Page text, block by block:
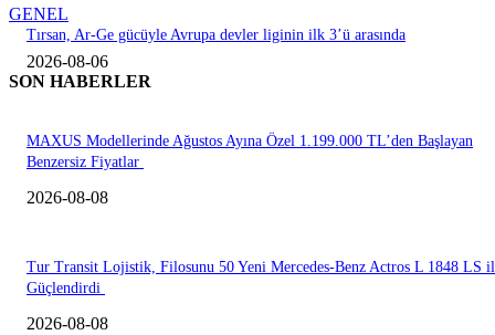
GENEL
Tırsan, Ar-Ge gücüyle Avrupa devler liginin ilk 3’ü arasında
2026-08-06
SON HABERLER
MAXUS Modellerinde Ağustos Ayına Özel 1.199.000 TL’den Başlayan
Benzersiz Fiyatlar
2026-08-08
Tur Transit Lojistik, Filosunu 50 Yeni Mercedes-Benz Actros L 1848 LS
Güçlendirdi
2026-08-08